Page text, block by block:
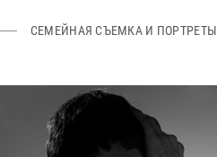
СЕМЕЙНАЯ СЪЕМКА И ПОРТРЕТЫ